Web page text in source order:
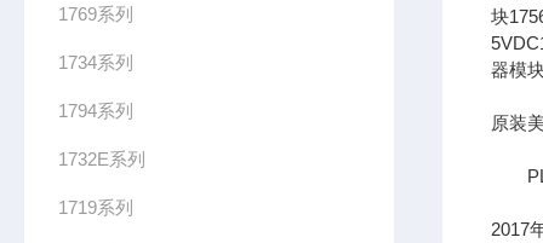
1769系列
1734系列
1794系列
1732E系列
1719系列
块
器模
原装
PLC
2017